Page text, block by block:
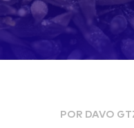
POR DAVO